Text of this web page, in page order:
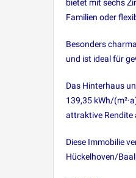
bietet mit sechs
Familien oder
Besonders
und ist ideal für
Das Hinterhaus
139,35 kWh/
attraktive Rendite
Diese Immobilie
Hückelhoven/